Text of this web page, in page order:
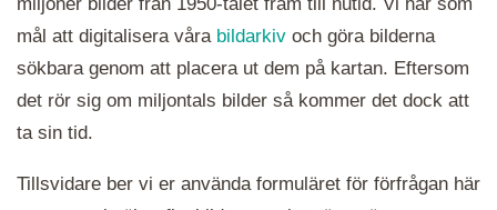
mål att digitalisera våra bildarkiv och göra bilderna
sökbara genom att placera ut dem på kartan. Eftersom
det rör sig om miljontals bilder så kommer det dock att
ta sin tid.
Tillsvidare ber vi er använda formuläret för förfrågan här